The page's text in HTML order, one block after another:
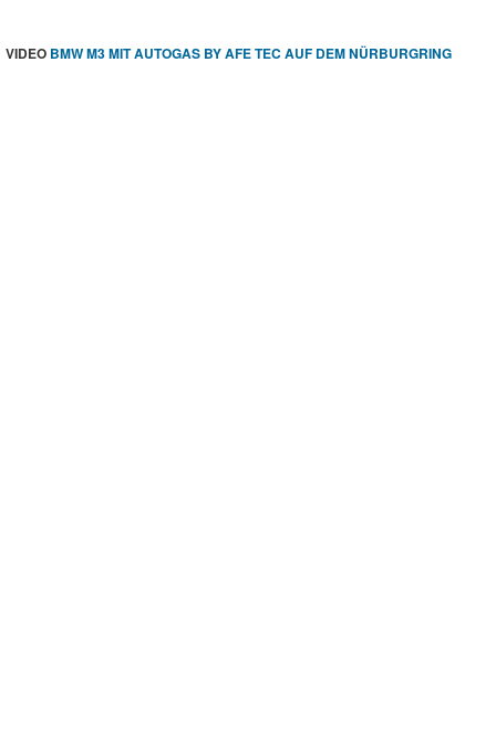
VIDEO BMW M3 MIT AUTOGAS BY AFE TEC AUF DEM NÜRBURGRING